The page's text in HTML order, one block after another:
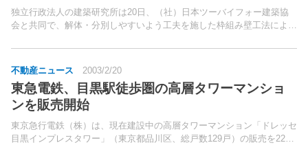
独立行政法人の建築研究所は20日、（社）日本ツーバイフォー建築協
会と共同で、解体・分別しやすいよう工夫を施した枠組み壁工法による
表。今回の実験は、2002年4月に実施したモデル...
不動産ニュース 2003/2/20
東急電鉄、目黒駅徒歩圏の高層タワーマンショ
ンを販売開始
東京急行電鉄（株）は、現在建設中の高層タワーマンション「ドレッセ
目黒インプレスタワー」（東京都品川区、総戸数129戸）の販売を22日